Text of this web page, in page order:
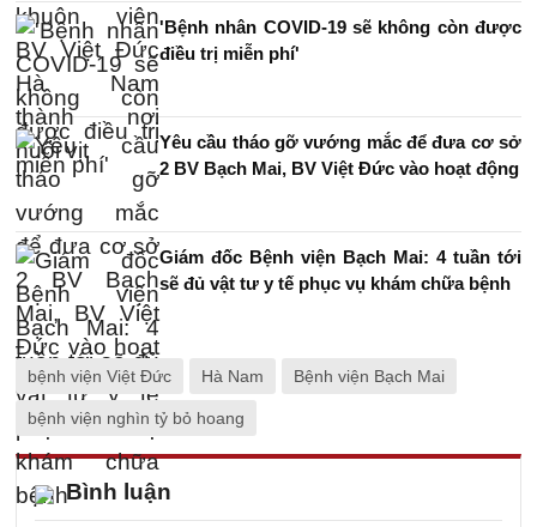
'Bệnh nhân COVID-19 sẽ không còn được
điều trị miễn phí'
Yêu cầu tháo gỡ vướng mắc để đưa cơ sở
2 BV Bạch Mai, BV Việt Đức vào hoạt động
Giám đốc Bệnh viện Bạch Mai: 4 tuần tới
sẽ đủ vật tư y tế phục vụ khám chữa bệnh
bệnh viện Việt Đức Hà Nam Bệnh viện Bạch Mai
bệnh viện nghìn tỷ bỏ hoang
Bình luận